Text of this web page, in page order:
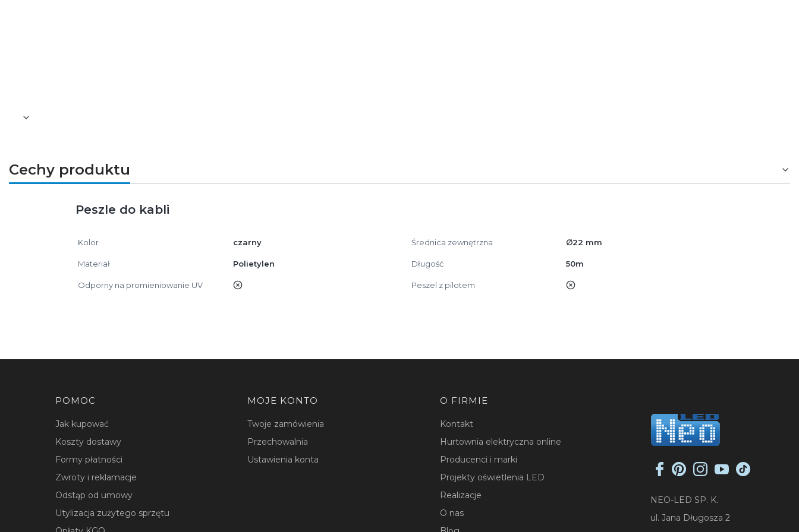
Cechy produktu
Peszle do kabli
Kolor czarny Średnica zewnętrzna ∅22 mm
Materiał Polietylen Długość 50m
Odporny na promieniowanie UV nie Peszel z pilotem nie
Linki w stopce
POMOC
Jak kupować
Koszty dostawy
Formy płatności
Zwroty i reklamacje
Odstąp od umowy
Utylizacja zużytego sprzętu
MOJE KONTO
Twoje zamówienia
Przechowalnia
Ustawienia konta
O FIRMIE
Kontakt
Hurtownia elektryczna online
Producenci i marki
Projekty oświetlenia LED
Realizacje
O nas
NEO-LED SP. K.
ul. Jana Długosza 2